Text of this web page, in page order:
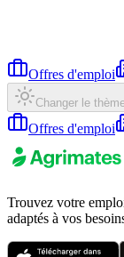
Offres d'emploi
Changer le
Offres d'emploi
Trouvez votre
adaptés à vos